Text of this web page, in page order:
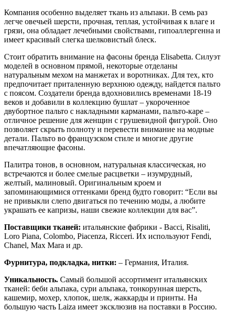
Компания особенно выделяет ткань из альпаки. В семь раз
легче овечьей шерсти, прочная, теплая, устойчивая к влаге и
грязи, она обладает лечебными свойствами, гипоаллергенна и
имеет красивый слегка шелковистый блеск.
Стоит обратить внимание на фасоны бренда Elisabetta. Силуэт
моделей в основном прямой, некоторые отделаны
натуральным мехом на манжетах и воротниках. Для тех, кто
предпочитает приталенную верхнюю одежду, найдется пальто
с поясом. Создатели бренда вдохновились временами 18-19
веков и добавили в коллекцию бушлат – укороченное
двубортное пальто с накладными карманами, пальто-каре –
отличное решение для женщин с грушевидной фигурой. Оно
позволяет скрыть полноту и перевести внимание на модные
детали. Пальто во французском стиле и многие другие
впечатляющие фасоны.
Палитра тонов, в основном, натуральная классическая, но
встречаются и более смелые расцветки – изумрудный,
желтый, малиновый. Оригинальным кроем и
запоминающимися оттенками бренд будто говорит: “Если вы
не привыкли слепо двигаться по течению моды, а любите
украшать ее капризы, наши свежие коллекции для вас”.
Поставщики тканей: итальянские фабрики - Bacci, Risaliti,
Loro Piana, Colombo, Piacenza, Ricceri. Их используют Fendi,
Chanel, Max Mara и др.
Фурнитура, подкладка, нитки: – Германия, Италия.
Уникальность. Самый большой ассортимент итальянских
тканей: беби альпака, сури альпака, тонкорунная шерсть,
кашемир, мохер, хлопок, шелк, жаккарды и принты. На
большую часть Laiza имеет эксклюзив на поставки в Россию.